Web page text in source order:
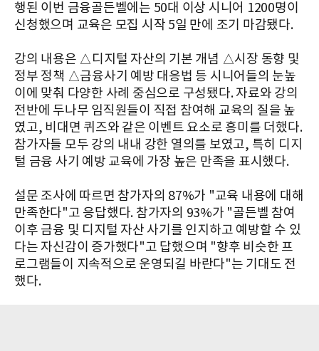
행된 이번 금융골든벨에는 50대 이상 시니어 1200명이
신청했으며 교육은 모집 시작 5일 만에 조기 마감됐다.
강의 내용은 △디지털 자산의 기본 개념 △시장 동향 및
정부 정책 △금융사기 예방 대응법 등 시니어들의 눈높
이에 맞춰 다양한 사례 중심으로 구성됐다. 자료와 강의
전반에 두나무 임직원들이 직접 참여해 교육의 질을 높
였고, 비대면 퀴즈와 같은 이벤트 요소로 흥미를 더했다.
참가자들 모두 강의 내내 강한 열의를 보였고, 특히 디지
털 금융 사기 예방 교육에 가장 높은 만족을 표시했다.
설문 조사에 따르면 참가자의 87%가 "교육 내용에 대해
만족한다"고 응답했다. 참가자의 93%가 "골든벨 참여
이후 금융 및 디지털 자산 사기를 인지하고 예방할 수 있
다는 자신감이 증가했다"고 답했으며 "향후 비슷한 프
로그램들이 지속적으로 운영되길 바란다"는 기대도 전
했다.